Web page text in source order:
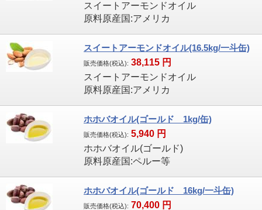
スイートアーモンドオイル
原料原産国:アメリカ
スイートアーモンドオイル(16.5kg/一斗缶)
販売価格(税込): 38,115 円
スイートアーモンドオイル
原料原産国:アメリカ
ホホバオイル(ゴールド 1kg/缶)
販売価格(税込): 5,940 円
ホホバオイル(ゴールド)
原料原産国:ペルー等
ホホバオイル(ゴールド 16kg/一斗缶)
販売価格(税込): 70,400 円